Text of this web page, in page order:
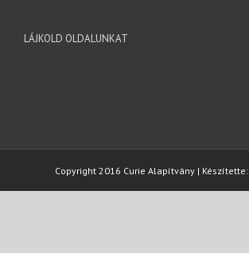
LÁJKOLD OLDALUNKAT
Copyright 2016 Curie Alapítvány | Készítette: